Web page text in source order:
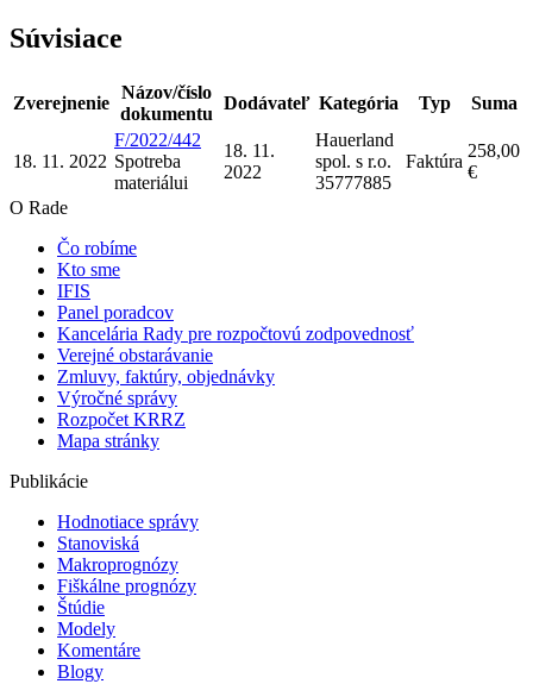
Súvisiace
Zverejnenie
Názov/číslo
dokumentu
Dodávateľ Kategória Typ Suma
18. 11. 2022
F/2022/442
Spotreba
materiálui
18. 11.
2022
Hauerland
spol. s r.o.
35777885
Faktúra
258,00
€
O Rade
Čo robíme
Kto sme
IFIS
Panel poradcov
Kancelária Rady pre rozpočtovú zodpovednosť
Verejné obstarávanie
Zmluvy, faktúry, objednávky
Výročné správy
Rozpočet KRRZ
Mapa stránky
Publikácie
Hodnotiace správy
Stanoviská
Makroprognózy
Fiškálne prognózy
Štúdie
Modely
Komentáre
Blogy